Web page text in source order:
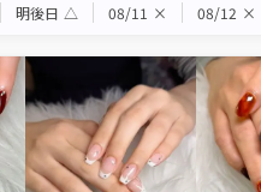
明後日 △ 08/11 × 08/12 ×